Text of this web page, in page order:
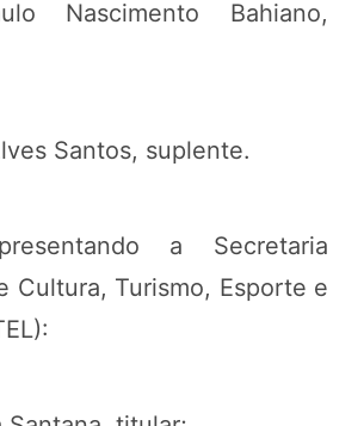
Nascimento Bahiano,
Santos, suplente.
a Secretaria
Cultura, Turismo, Esporte e